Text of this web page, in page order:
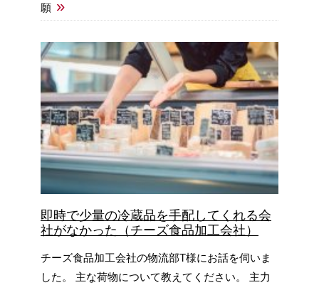
願 »
即時で少量の冷蔵品を手配してくれる会
社がなかった（チーズ食品加工会社）
チーズ食品加工会社の物流部T様にお話を伺いま
した。 主な荷物について教えてください。 主力